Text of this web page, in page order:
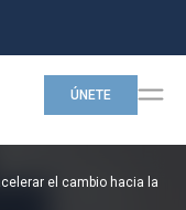
ÚNETE
el cambio hacia la